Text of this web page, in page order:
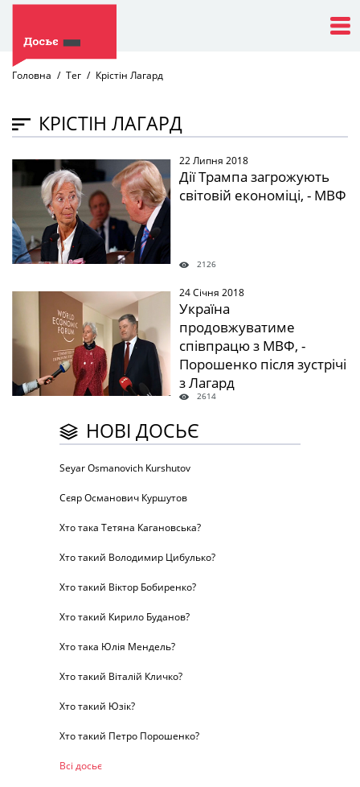
Головна Тег Крістін Лагард
КРІСТІН ЛАГАРД
22 Липня 2018
Дії Трампа загрожують
світовій економіці, - МВФ
2126
24 Січня 2018
Україна
продовжуватиме
співпрацю з МВФ, -
Порошенко після зустрічі
з Лагард
2614
НОВІ ДОСЬЄ
Seyar Osmanovich Kurshutov
Сєяр Османович Куршутов
Хто така Тетяна Кагановська?
Хто такий Володимир Цибулько?
Хто такий Віктор Бобиренко?
Хто такий Кирило Буданов?
Хто така Юлія Мендель?
Хто такий Віталій Кличко?
Хто такий Юзік?
Хто такий Петро Порошенко?
Всі досьє